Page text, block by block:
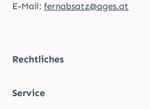
E-Mail: fernabsatz@ages.at
Rechtliches
Service